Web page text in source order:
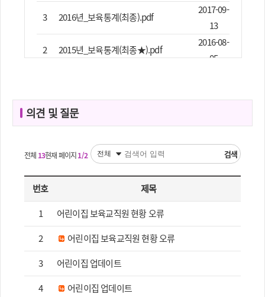
3
2016년_보육통계(최종).pdf
2017-09-
13
2
2015년_보육통계(최종★).pdf
2016-08-
05
의견 및 질문
전체 13현재 페이지1/2 검색
번호
제목
1
어린이집 보육교직원 현황 오류
2
어린이집 보육교직원 현황 오류
3
어린이집 업데이트
4
어린이집 업데이트